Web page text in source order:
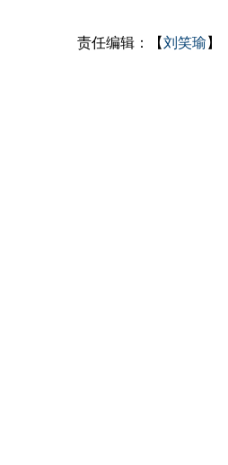
责任编辑：【刘笑瑜 】